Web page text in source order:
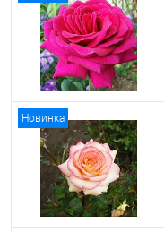
Новинка